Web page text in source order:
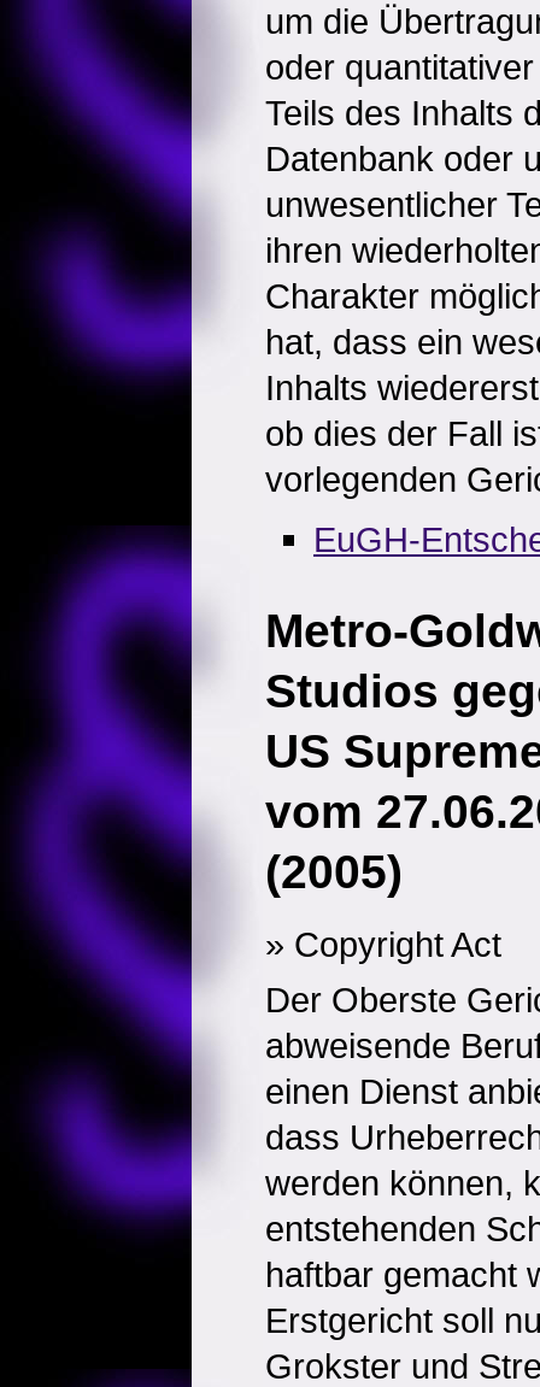
um die
oder
Teils des Inhalts
Datenbank oder
unwesentlicher
ihren
Charakter
hat, dass ein
Inhalts
ob dies der Fall
vorlegenden
EuGH-
Metro-
Studios
US
vom
(2005)
» Copyright Act
Der Oberste
abweisende
einen Dienst
dass
werden können,
entstehenden
haftbar gemacht
Erstgericht soll
Grokster und